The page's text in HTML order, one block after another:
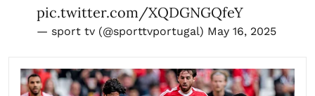
pic.twitter.com/XQDGNGQfeY
— sport tv (@sporttvportugal) May 16, 2025